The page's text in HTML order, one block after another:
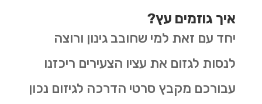
איך גוזמים עץ?
יחד עם זאת למי שחובב גינון ורוצה
לנסות לגזום את עציו הצעירים ריכזנו
עבורכם מקבץ סרטי הדרכה לגיזום נכון